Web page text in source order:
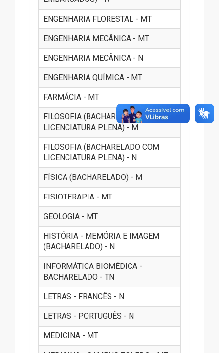
ENGENHARIA FLORESTAL - MT
ENGENHARIA MECÂNICA - MT
ENGENHARIA MECÂNICA - N
ENGENHARIA QUÍMICA - MT
FARMÁCIA - MT
FILOSOFIA (BACHARELADO COM
LICENCIATURA PLENA) - M
FILOSOFIA (BACHARELADO COM
LICENCIATURA PLENA) - N
FÍSICA (BACHARELADO) - M
FISIOTERAPIA - MT
GEOLOGIA - MT
HISTÓRIA - MEMÓRIA E IMAGEM
(BACHARELADO) - N
INFORMÁTICA BIOMÉDICA -
BACHARELADO - TN
LETRAS - FRANCÊS - N
LETRAS - PORTUGUÊS - N
MEDICINA - MT